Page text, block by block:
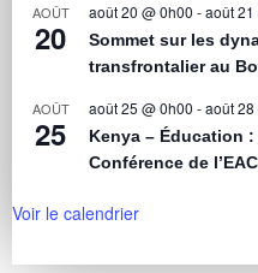
AOÛT
20
août 20 @ 0h00 -août 21
Sommet sur les
transfrontalier au
AOÛT
25
août 25 @ 0h00 -août 28
Kenya – Éducation
Conférence de
Voir le calendrier